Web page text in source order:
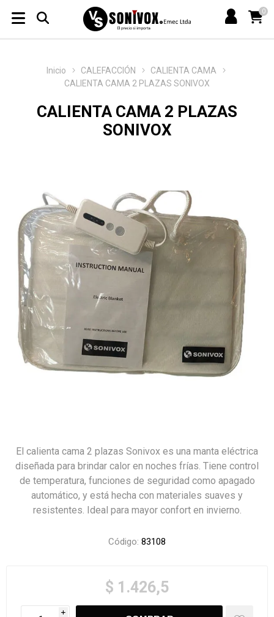
0
Inicio CALEFACCIÓN
CALIENTA CAMA
CALIENTA CAMA 2 PLAZAS SONIVOX
CALIENTA CAMA 2 PLAZAS
SONIVOX
El calienta cama 2 plazas Sonivox es una manta eléctrica
diseñada para brindar calor en noches frías. Tiene control
de temperatura, funciones de seguridad como apagado
automático, y está hecha con materiales suaves y
resistentes. Ideal para mayor confort en invierno.
Código: 83108
$ 1.426,5
i